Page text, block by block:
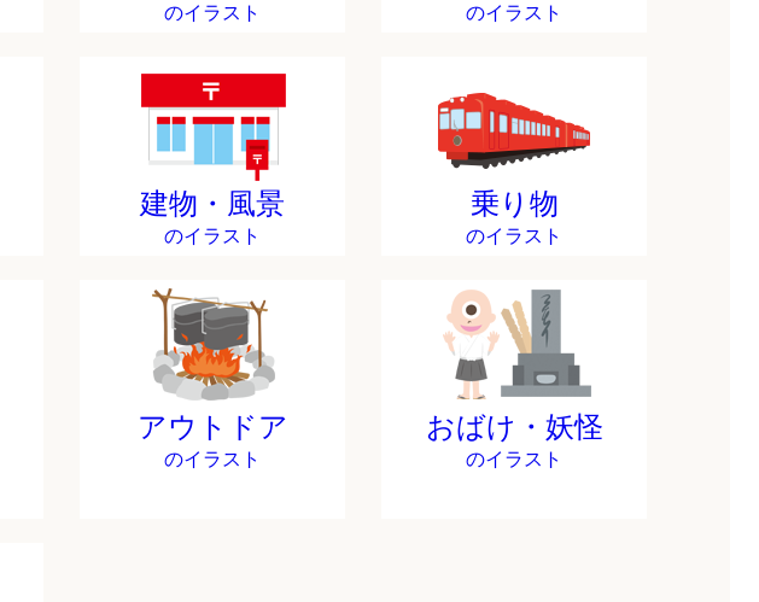
のイラスト のイラスト
建物・風景
のイラスト
乗り物
のイラスト
アウトドア
のイラスト
おばけ・妖怪
のイラスト